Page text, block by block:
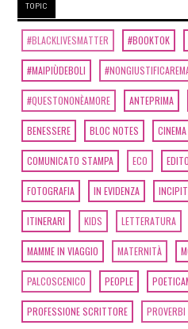
Aprile 2020
[27] I racconti
Gloria Donati:
Dicembre 2019
[02]La Terra
Maurizio
Giugno 2019
TOPIC
#BLACKLIVESMATTER #BOOKTOK
#MAIPIÙDEBOLI
#QUESTONONÈAMORE ANTEPRIMA
BENESSERE BLOC NOTES CINEMA
COMUNICATO STAMPA ECO
FOTOGRAFIA IN EVIDENZA INCIPIT
ITINERARI KIDS LETTERATURA
MAMME IN VIAGGIO MATERNITÀ
PALCOSCENICO PEOPLE
PROFESSIONE SCRITTORE PROVERBI